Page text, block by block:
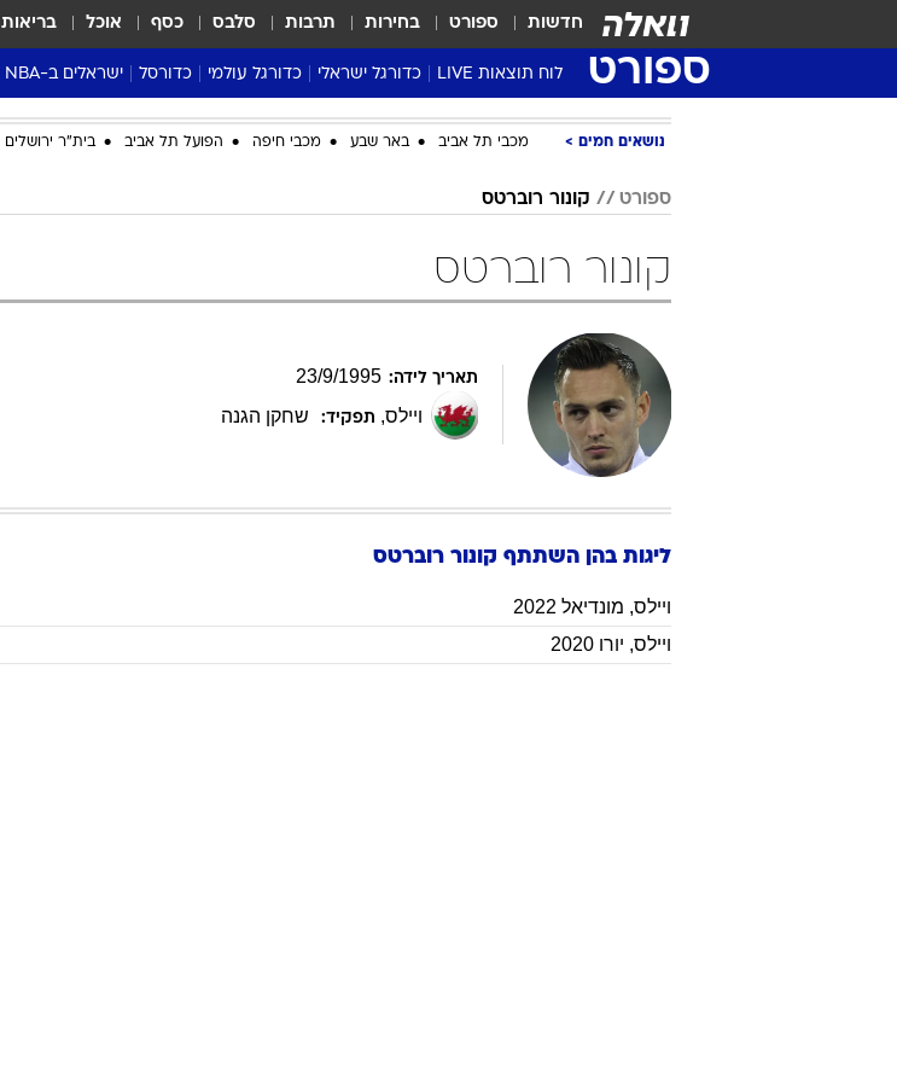
חדשות ספורט בחירות תרבות סלבס כסף אוכל בריאות
ספורט לוח תוצאות LIVE כדורגל ישראלי
ליגת העל Winner
סטט' ליגת העל
נבחרות ישראל
ליגה א'
כדורגל עולמי
ליגה אנגלית
ליגת האלופות
דרום אמריקה
כדורסל
ליגת העל
כדורסל נשים
ישראלים ב-NBA
דני אבדיה
נושאים חמים מכבי תל אביב באר שבע מכבי חיפה הפועל תל אביב בית"ר ירושלים
ספורט קונור רוברטס
קונור רוברטס
תאריך לידה: 23/9/1995
ויילס, תפקיד: שחקן הגנה
ליגות בהן השתתף קונור רוברטס
ויילס, מונדיאל 2022
ויילס, יורו 2020